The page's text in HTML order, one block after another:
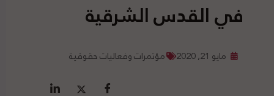
في القدس الشرقية
مايو 21, 2020 مؤتمرات وفعاليات حقوقية